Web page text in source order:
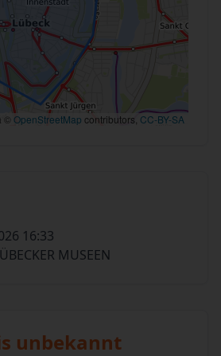
© OpenStreetMap contributors, CC-BY-SA
16:33
MUSEEN
unbekannt